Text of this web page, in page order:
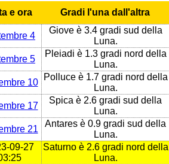
e ora Gradi l'una dall'altra
4
Giove è 3.4 gradi sud della
Luna.
5
Pleiadi è 1.3 gradi nord della
Luna.
10
Polluce è 1.7 gradi nord della
Luna.
17
Spica è 2.6 gradi sud della
Luna.
21
Antares è 0.9 gradi sud della
Luna.
09-27
Saturno è 2.6 gradi nord della
Luna.